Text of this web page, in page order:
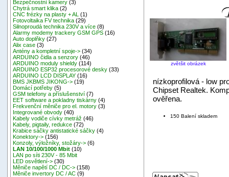
Bezpečnostní kamery (3)
Chytrá smart klika (2)
CNC frézky na plasty + AL
(1)
Fotovoltaika FV technika (29)
Silnoproudá technika 230V a více (8)
Alarmy modemy trackery GSM GPS (16)
Auto doplňky (27)
Alix case (3)
Antény a kompletní spoje-> (34)
ARDUINO čidla a senzory (46)
ARDUINO moduly shieldy (114)
ARDUINO ESP32 procesorové desky (33)
ARDUINO LCD DISPLAY (16)
BMS JKBMS JIKONG-> (19)
Domácí potřeby (5)
GSM telefony a příslušenství (7)
EET software a pokladny tiskárny (4)
Frekvenční měniče pro el. motory (3)
Integrované obvody (40)
Kabely vodiče cívky metráž (46)
Kabely, pigtaily, redukce (72)
Krabice sáčky antistatické sáčky (4)
Konektory-> (156)
Konzoly, výložníky, stožáry-> (6)
LAN 10/100/1000 Mbit (10)
LAN po síti 230V - 85 Mbit
LED osvětlení-> (30)
Měniče napětí DC / DC-> (158)
Měniče invertory DC / AC (9)
zvětšit obrázek
nízkoprofilová - low
Chipset Realtek.
ověřena.
150 Balení skladem